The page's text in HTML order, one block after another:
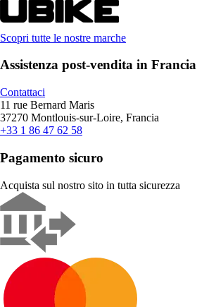
Scopri tutte le nostre marche
Assistenza post-vendita in Francia
Contattaci
11 rue Bernard Maris
37270 Montlouis-sur-Loire, Francia
+33 1 86 47 62 58
Pagamento sicuro
Acquista sul nostro sito in tutta sicurezza